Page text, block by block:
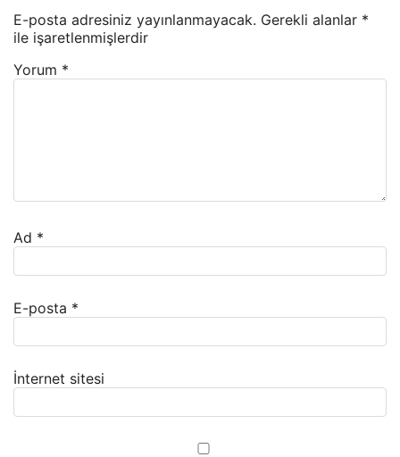
E-posta adresiniz yayınlanmayacak. Gerekli alanlar *
ile işaretlenmişlerdir
Yorum *
Ad *
E-posta *
İnternet sitesi